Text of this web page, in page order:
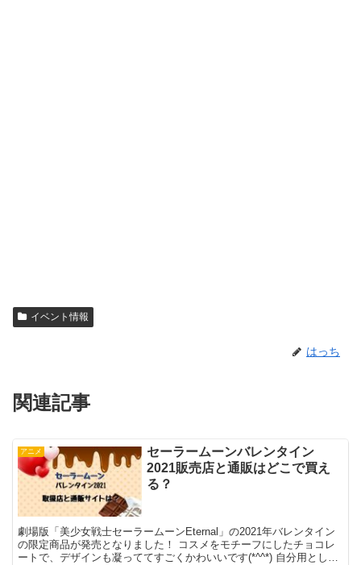
イベント情報
はっち
関連記事
アニメ
セーラームーンバレンタイン
2021販売店と通販はどこで買え
る？
劇場版「美少女戦士セーラームーンEternal」の2021年バレンタイン
の限定商品が発売となりました！ コスメをモチーフにしたチョコレ
ートで、デザインも凝っててすごくかわいいです(*^^*) 自分用として